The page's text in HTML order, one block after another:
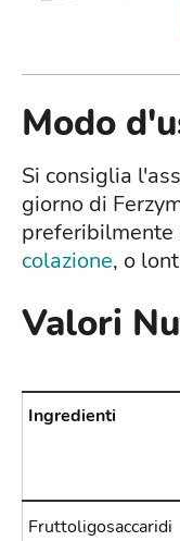
Modo
Si consiglia
giorno di
preferibilmente
colazione, o
Valori
Ingredienti
Fruttoligosaccaridi